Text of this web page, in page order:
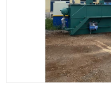
养殖污水处理设备
一体化污水处理设备
医院辐射污水衰变池